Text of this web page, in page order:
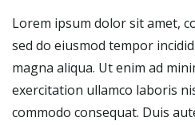
Lorem ipsum dolor sit amet,
sed do eiusmod tempor
magna aliqua. Ut enim ad
exercitation ullamco laboris
commodo consequat. Duis